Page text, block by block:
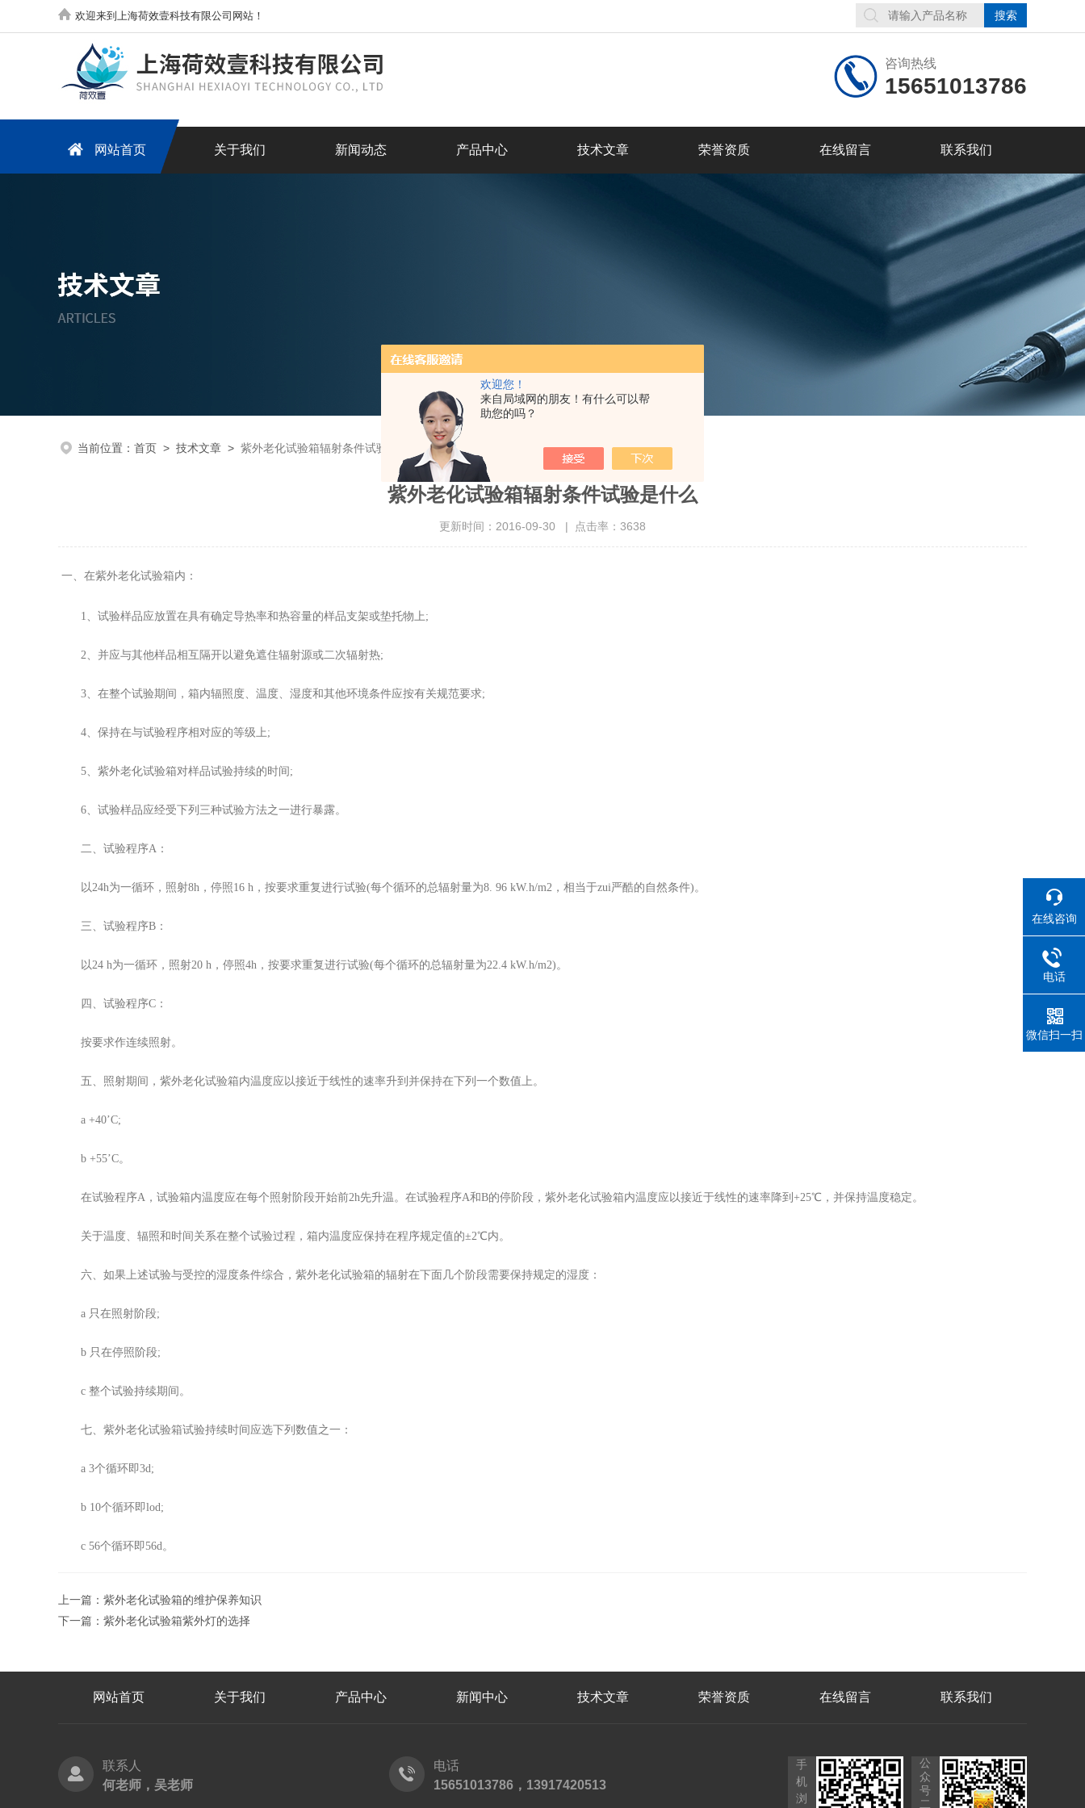
欢迎您！
来自局域网的朋友！有什么可以帮
助您的吗？
欢迎来到上海荷效壹科技有限公司网站！
咨询热线
15651013786
网站首页 关于我们 新闻动态 产品中心 技术文章 荣誉资质 在线留言 联系我们
当前位置： 首页 > 技术文章 > 紫外老化试验箱辐射条件试验是什么
紫外老化试验箱辐射条件试验是什么
更新时间：2016-09-30 | 点击率：3638
一、在紫外老化试验箱内：
1、试验样品应放置在具有确定导热率和热容量的样品支架或垫托物上;
2、并应与其他样品相互隔开以避免遮住辐射源或二次辐射热;
3、在整个试验期间，箱内辐照度、温度、湿度和其他环境条件应按有关规范要求;
4、保持在与试验程序相对应的等级上;
5、紫外老化试验箱对样品试验持续的时间;
6、试验样品应经受下列三种试验方法之一进行暴露。
二、试验程序A：
以24h为一循环，照射8h，停照16 h，按要求重复进行试验(每个循环的总辐射量为8. 96 kW.h/m2，相当于zui严酷的自然条件)。
三、试验程序B：
以24 h为一循环，照射20 h，停照4h，按要求重复进行试验(每个循环的总辐射量为22.4 kW.h/m2)。
四、试验程序C：
按要求作连续照射。
五、照射期间，紫外老化试验箱内温度应以接近于线性的速率升到并保持在下列一个数值上。
a +40’C;
b +55’C。
在试验程序A，试验箱内温度应在每个照射阶段开始前2h先升温。在试验程序A和B的停阶段，紫外老化试验箱内温度应以接近于线性的速率降到+25℃，并保持温度稳定。
关于温度、辐照和时间关系在整个试验过程，箱内温度应保持在程序规定值的±2℃内。
六、如果上述试验与受控的湿度条件综合，紫外老化试验箱的辐射在下面几个阶段需要保持规定的湿度：
a 只在照射阶段;
b 只在停照阶段;
c 整个试验持续期间。
七、紫外老化试验箱试验持续时间应选下列数值之一：
a 3个循环即3d;
b 10个循环即lod;
c 56个循环即56d。
上一篇： 紫外老化试验箱的维护保养知识
下一篇： 紫外老化试验箱紫外灯的选择
网站首页 关于我们 产品中心 新闻中心 技术文章 荣誉资质 在线留言 联系我们
联系人
何老师，吴老师
电话
15651013786，13917420513
手
机
浏
公
众
号
二
在线咨询
电话
微信扫一扫